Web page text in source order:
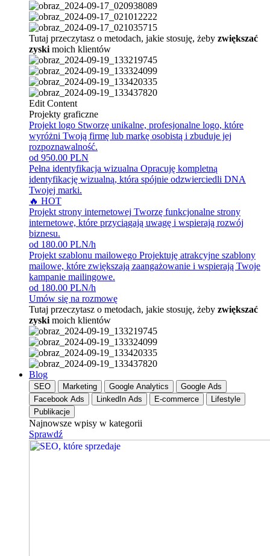
Tutaj przeczytasz o metodach, jakie stosuję, żeby zwiększać
zyski moich klientów
Edit Content
Projekty graficzne
Projekt logo Stworzę unikalne, profesjonalne logo, które
wyróżni Twoją firmę lub markę osobistą i zbuduje jej
rozpoznawalność.
od 950.00 PLN
Pełna identyfikacja wizualna Opracuję kompletną
identyfikację wizualną, która spójnie odzwierciedli DNA
Twojej marki.
🔥 HOT
Projekt strony internetowej Tworzę funkcjonalne strony
internetowe, które przyciągają uwagę i wspierają rozwój
biznesu.
od 180.00 PLN/h
Projekt szablonu mailowego Projektuję atrakcyjne szablony
mailowe, które zwiększają zaangażowanie i wspierają Twoje
kampanie mailingowe.
od 180.00 PLN/h
Umów się na rozmowę
Tutaj przeczytasz o metodach, jakie stosuję, żeby zwiększać
zyski moich klientów
Blog
SEO Marketing Google Analytics
Google Ads
Facebook Ads
LinkedIn Ads E-commerce
Lifestyle
Publikacje
Najnowsze wpisy w kategorii
Sprawdź